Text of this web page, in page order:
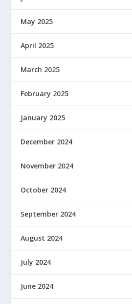
May 2025
April 2025
March 2025
February 2025
January 2025
December 2024
November 2024
October 2024
September 2024
August 2024
July 2024
June 2024